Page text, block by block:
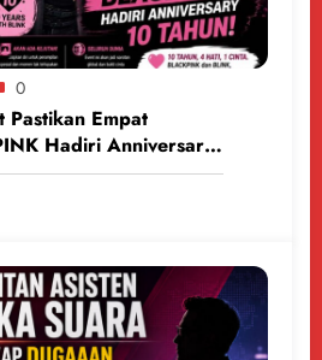
0
Pastikan Empat
Hadiri Anniversary